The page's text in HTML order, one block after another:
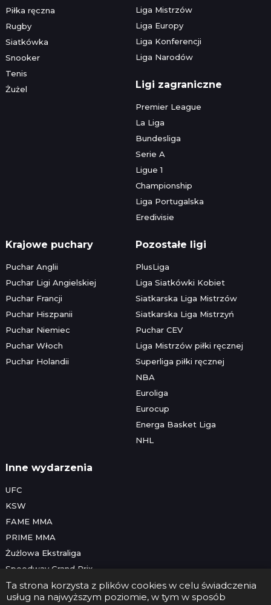
Ta strona korzysta z plików cookies w celu świadczenia
usług na najwyższym poziomie, w tym w sposób
Piłka ręczna
Rugby
Siatkówka
Snooker
Tenis
Żużel
Liga Mistrzów
Liga Europy
Liga Konferencji
Liga Narodów
Ligi zagraniczne
Premier League
La Liga
Bundesliga
Serie A
Ligue 1
Championship
Liga Portugalska
Eredivisie
Krajowe puchary
Puchar Anglii
Puchar Ligi Angielskiej
Puchar Francji
Puchar Hiszpanii
Puchar Niemiec
Puchar Włoch
Puchar Holandii
Pozostałe ligi
PlusLiga
Liga Siatkówki Kobiet
Siatkarska Liga Mistrzów
Siatkarska Liga Mistrzyń
Puchar CEV
Liga Mistrzów piłki ręcznej
Superliga piłki ręcznej
NBA
Euroliga
Eurocup
Energa Basket Liga
NHL
Inne wydarzenia
UFC
KSW
FAME MMA
PRIME MMA
Żużlowa Ekstraliga
Speedway Grand Prix
Skoki narciarskie